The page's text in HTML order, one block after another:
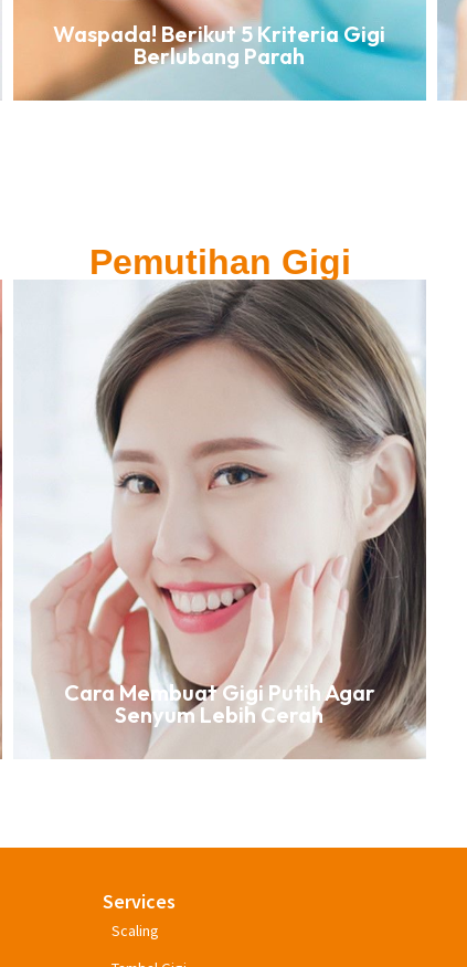
Waspada! Berikut 5 Kriteria Gigi
Berlubang Parah
Pemutihan Gigi
Cara Membuat Gigi Putih Agar
Senyum Lebih Cerah
Services
Scaling